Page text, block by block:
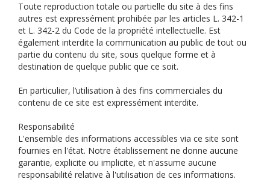
Toute reproduction totale ou partielle du site à des fins
autres est expressément prohibée par les articles L. 342-1
et L. 342-2 du Code de la propriété intellectuelle. Est
également interdite la communication au public de tout ou
partie du contenu du site, sous quelque forme et à
destination de quelque public que ce soit.
En particulier, l’utilisation à des fins commerciales du
contenu de ce site est expressément interdite.
Responsabilité
L'ensemble des informations accessibles via ce site sont
fournies en l'état. Notre établissement ne donne aucune
garantie, explicite ou implicite, et n'assume aucune
responsabilité relative à l'utilisation de ces informations.